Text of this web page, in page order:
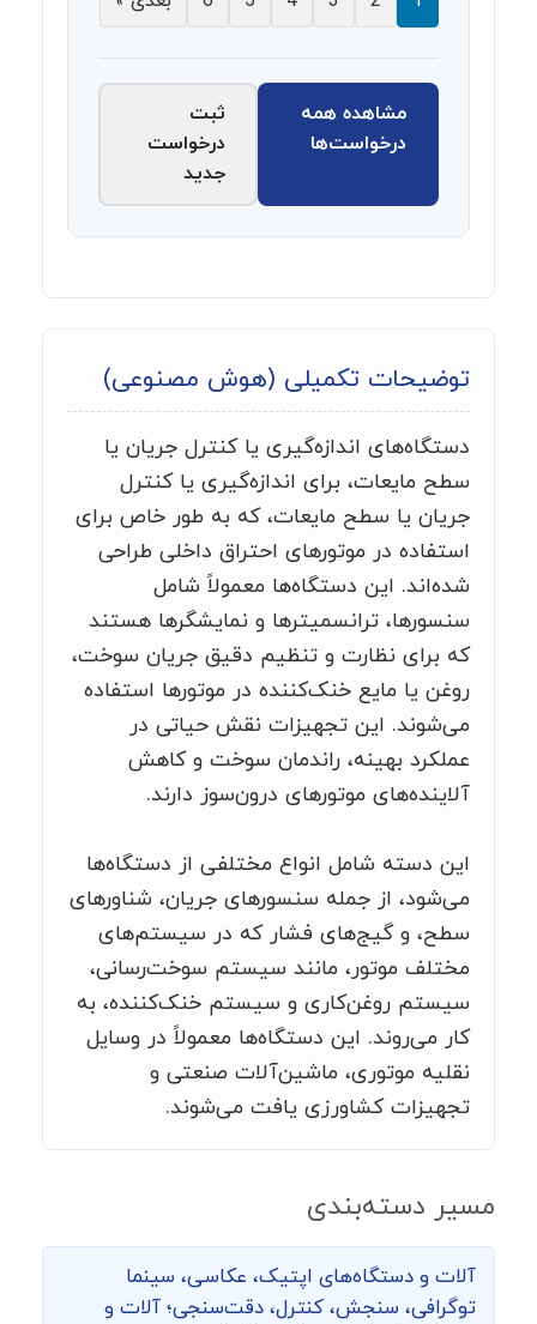
مشاهده همه
درخواست‌ها
ثبت
درخواست
جدید
توضیحات تکمیلی (هوش مصنوعی)
دستگاه‌های اندازه‌گیری یا کنترل جریان یا
سطح مایعات، برای اندازه‌گیری یا کنترل
جریان یا سطح مایعات، که به طور خاص برای
استفاده در موتورهای احتراق داخلی طراحی
شده‌اند. این دستگاه‌ها معمولاً شامل
سنسورها، ترانسمیترها و نمایشگرها هستند
که برای نظارت و تنظیم دقیق جریان سوخت،
روغن یا مایع خنک‌کننده در موتورها استفاده
می‌شوند. این تجهیزات نقش حیاتی در
عملکرد بهینه، راندمان سوخت و کاهش
آلاینده‌های موتورهای درون‌سوز دارند.
این دسته شامل انواع مختلفی از دستگاه‌ها
می‌شود، از جمله سنسورهای جریان، شناورهای
سطح، و گیج‌های فشار که در سیستم‌های
مختلف موتور، مانند سیستم سوخت‌رسانی،
سیستم روغن‌کاری و سیستم خنک‌کننده، به
کار می‌روند. این دستگاه‌ها معمولاً در وسایل
نقلیه موتوری، ماشین‌آلات صنعتی و
تجهیزات کشاورزی یافت می‌شوند.
مسیر دسته‌بندی
آلات و دستگاه‌های اپتیک، عکاسی، سینما
توگرافی،‌ سنجش، کنترل، دقت‌سنجی؛ آلات و